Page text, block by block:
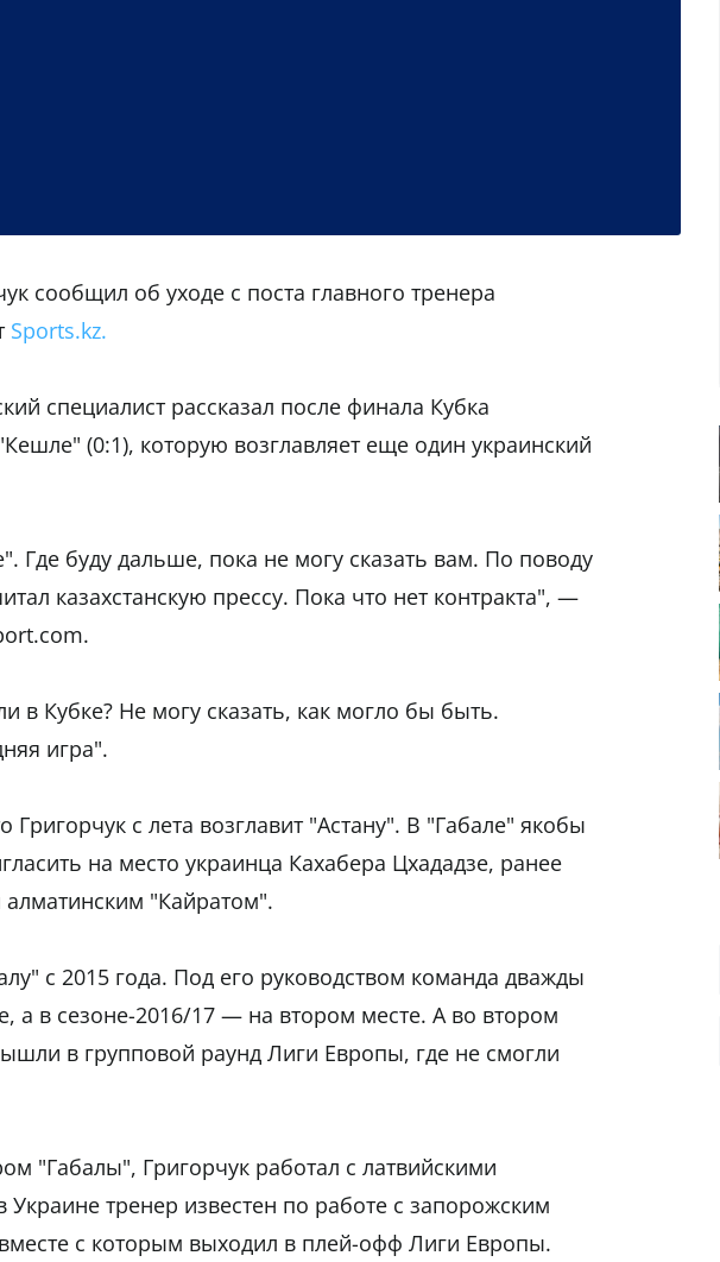
сообщил об уходе с поста главного тренера
Sports.kz.
специалист рассказал после финала Кубка
(0:1), которую возглавляет еще один украинский
Где буду дальше, пока не могу сказать вам. По поводу
казахстанскую прессу. Пока что нет контракта", —
в Кубке? Не могу сказать, как могло бы быть.
игра".
с лета возглавит "Астану". В "Габале" якобы
на место украинца Кахабера Цхададзе, ранее
"Кайратом".
с 2015 года. Под его руководством команда дважды
а в сезоне-2016/17 — на втором месте. А во втором
в групповой раунд Лиги Европы, где не смогли
"Габалы", Григорчук работал с латвийскими
тренер известен по работе с запорожским
с которым выходил в плей-офф Лиги Европы.